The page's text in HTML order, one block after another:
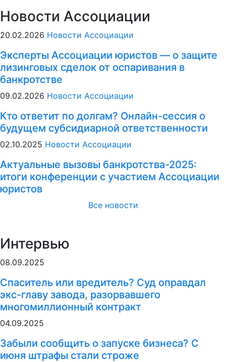
Новости Ассоциации
20.02.2026 Новости Ассоциации
Эксперты Ассоциации юристов — о защите
лизинговых сделок от оспаривания в
банкротстве
09.02.2026 Новости Ассоциации
Кто ответит по долгам? Онлайн-сессия о
будущем субсидиарной ответственности
02.10.2025 Новости Ассоциации
Актуальные вызовы банкротства-2025:
итоги конференции с участием Ассоциации
юристов
Все новости
Интервью
08.09.2025
Спаситель или вредитель? Суд оправдал
экс-главу завода, разорвавшего
многомиллионный контракт
04.09.2025
Забыли сообщить о запуске бизнеса? С
июня штрафы стали строже